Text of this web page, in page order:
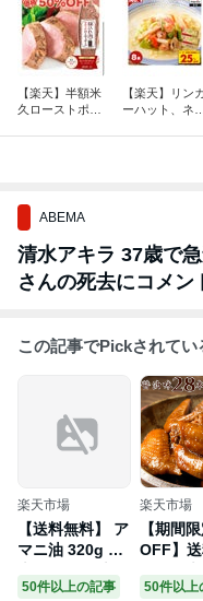
【楽天】半額米
久ローストポー
【楽天】リン
ーハット、ネギ
ABEMA
清水アキラ 37歳で
さんの死去にコメン
この記事でPickされてい
楽天市場
【送料無料】 ア
マニ油 320g 3
亜麻仁油 あまに
50件以上の記事
楽天市場
【期間
OFF】
んわの手
50件以上